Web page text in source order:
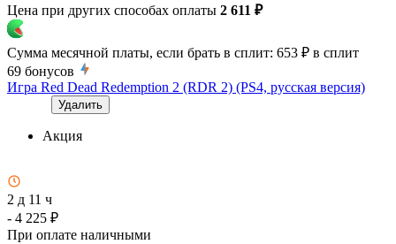
Цена при других способах оплаты 2 611 ₽
Сумма месячной платы, если брать в сплит: 653 ₽ в сплит
69 бонусов
Игра Red Dead Redemption 2 (RDR 2) (PS4, русская версия)
Удалить
Акция
2 д 11 ч
- 4 225 ₽
При оплате наличными